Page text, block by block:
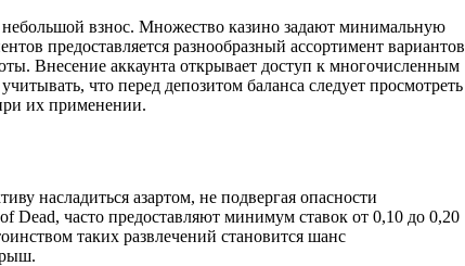
небольшой взнос. Множество казино задают минимальную
предоставляется разнообразный ассортимент вариантов
Внесение аккаунта открывает доступ к многочисленным
что перед депозитом баланса следует просмотреть
их применении.
насладиться азартом, не подвергая опасности
часто предоставляют минимум ставок от 0,10 до 0,20
таких развлечений становится шанс